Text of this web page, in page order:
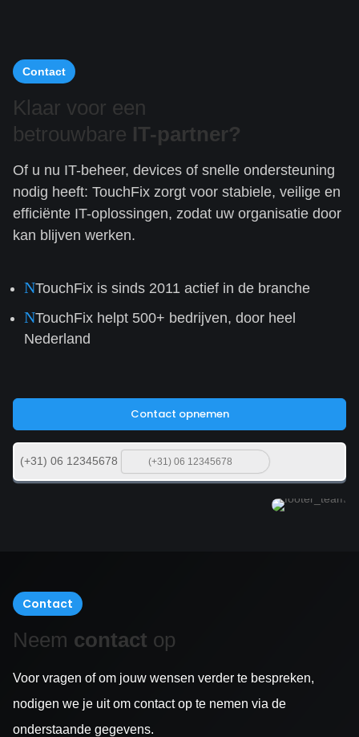
Contact
Klaar voor een
betrouwbare IT-partner?
Of u nu IT-beheer, devices of snelle ondersteuning
nodig heeft: TouchFix zorgt voor stabiele, veilige en
efficiënte IT-oplossingen, zodat uw organisatie door
kan blijven werken.
NTouchFix is sinds 2011 actief in de branche
NTouchFix helpt 500+ bedrijven, door heel
Nederland
Contact opnemen
(+31) 06 12345678
Contact
Neem contact op
Voor vragen of om jouw wensen verder te bespreken,
nodigen we je uit om contact op te nemen via de
onderstaande gegevens.